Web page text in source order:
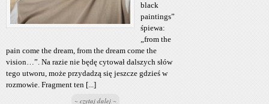
black
paintings”
śpiewa:
„from the
pain come the dream, from the dream come the
vision…”. Na razie nie będę cytował dalszych słów
tego utworu, może przydadzą się jeszcze gdzieś w
rozmowie. Fragment ten [...]
~ czytaj dalej ~